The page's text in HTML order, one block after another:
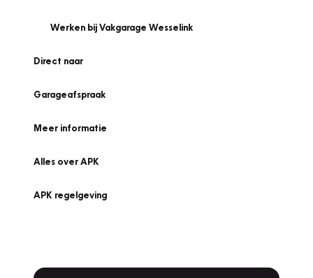
Werken bij Vakgarage Wesselink
Direct naar
Garageafspraak
Meer informatie
Alles over APK
APK regelgeving